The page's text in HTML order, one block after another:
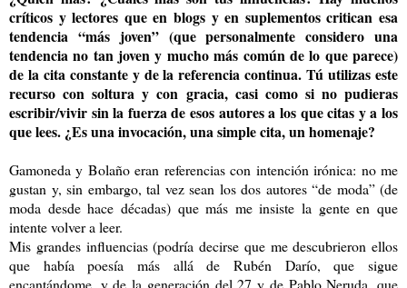
críticos y lectores que en blogs y en suplementos critican esa
tendencia “más joven” (que personalmente considero una
tendencia no tan joven y mucho más común de lo que parece)
de la cita constante y de la referencia continua. Tú utilizas este
recurso con soltura y con gracia, casi como si no pudieras
escribir/vivir sin la fuerza de esos autores a los que citas y a los
que lees. ¿Es una invocación, una simple cita, un homenaje?
Gamoneda y Bolaño eran referencias con intención irónica: no me
gustan y, sin embargo, tal vez sean los dos autores “de moda” (de
moda desde hace décadas) que más me insiste la gente en que
intente volver a leer.
Mis grandes influencias (podría decirse que me descubrieron ellos
que había poesía más allá de Rubén Darío, que sigue
encantándome, y de la generación del 27 y de Pablo Neruda, que